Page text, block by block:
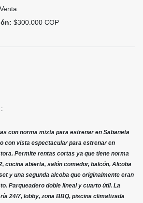
Venta
$300.000 COP
con norma mixta para estrenar en Sabaneta
con vista espectacular para estrenar en
Permite rentas cortas ya que tiene norma
cocina abierta, salón comedor, balcón, Alcoba
y una segunda alcoba que originalmente eran
Parqueadero doble lineal y cuarto útil. La
24/7, lobby, zona BBQ, piscina climatizada